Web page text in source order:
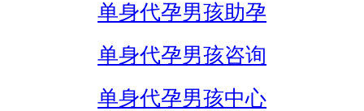
单身代孕男孩助孕
单身代孕男孩咨询
单身代孕男孩中心